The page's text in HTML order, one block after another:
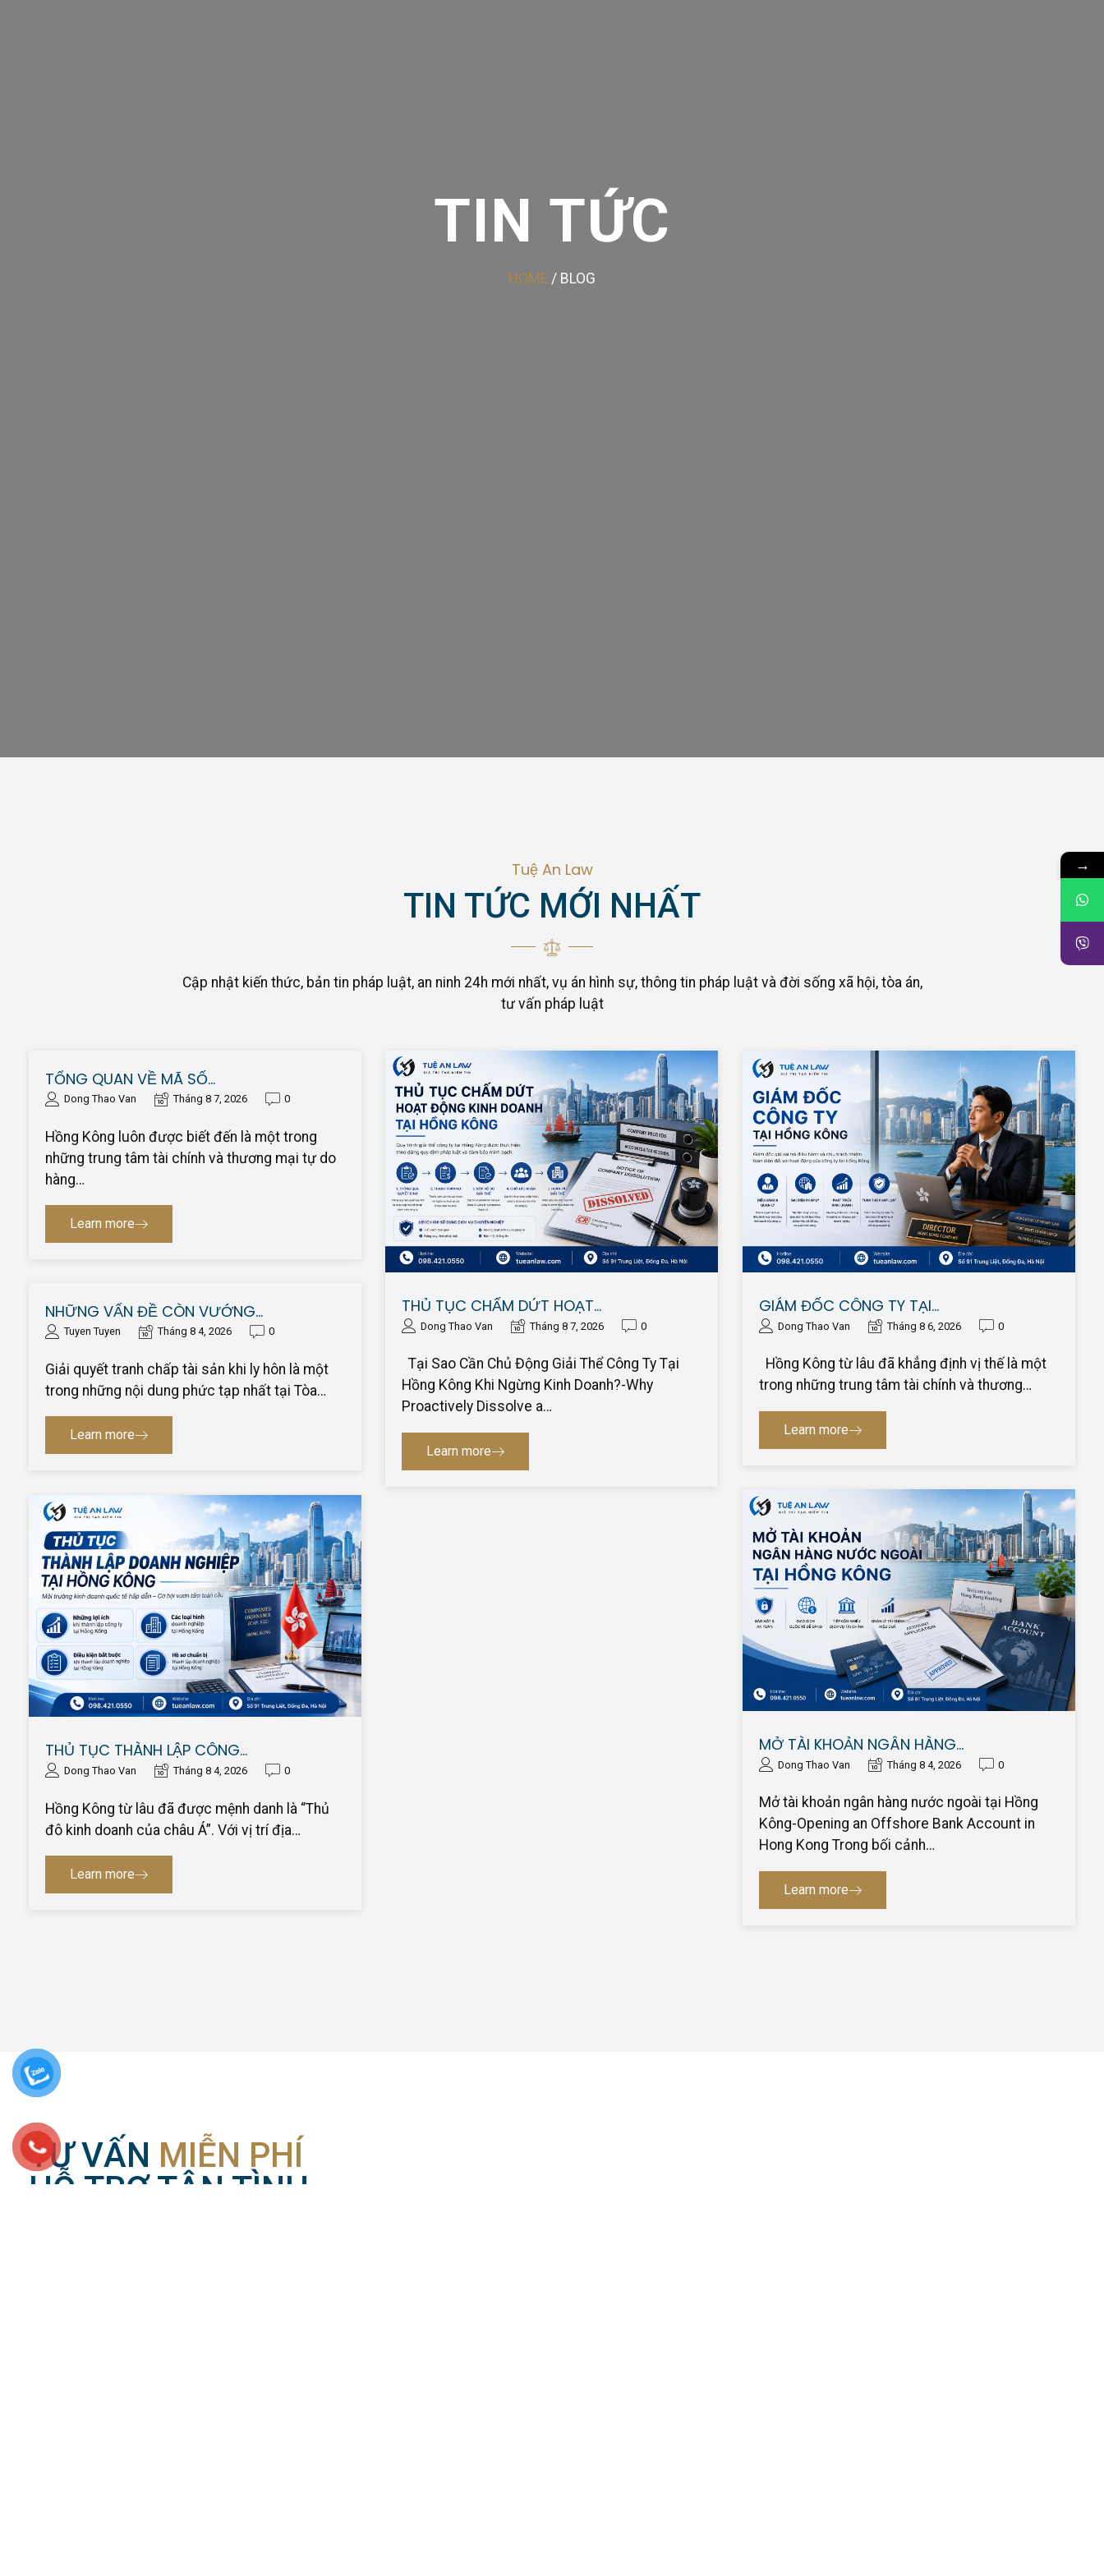
TIN TỨC
HOME / BLOG
Tuệ An Law
TIN TỨC MỚI NHẤT
Cập nhật kiến thức, bản tin pháp luật, an ninh 24h mới nhất, vụ án hình sự, thông tin pháp luật và đời sống xã hội, tòa án,
tư vấn pháp luật
TỔNG QUAN VỀ MÃ SỐ…
Dong Thao Van Tháng 8 7, 2026 0
Hồng Kông luôn được biết đến là một trong
những trung tâm tài chính và thương mại tự do
hàng…
Learn more
THỦ TỤC CHẤM DỨT HOẠT…
Dong Thao Van Tháng 8 7, 2026 0
Tại Sao Cần Chủ Động Giải Thể Công Ty Tại
Hồng Kông Khi Ngừng Kinh Doanh?-Why
Proactively Dissolve a…
Learn more
GIÁM ĐỐC CÔNG TY TẠI…
Dong Thao Van Tháng 8 6, 2026 0
Hồng Kông từ lâu đã khẳng định vị thế là một
trong những trung tâm tài chính và thương…
Learn more
NHỮNG VẤN ĐỀ CÒN VƯỚNG…
Tuyen Tuyen Tháng 8 4, 2026 0
Giải quyết tranh chấp tài sản khi ly hôn là một
trong những nội dung phức tạp nhất tại Tòa…
Learn more
MỞ TÀI KHOẢN NGÂN HÀNG…
Dong Thao Van Tháng 8 4, 2026 0
Mở tài khoản ngân hàng nước ngoài tại Hồng
Kông-Opening an Offshore Bank Account in
Hong Kong Trong bối cảnh…
Learn more
THỦ TỤC THÀNH LẬP CÔNG…
Dong Thao Van Tháng 8 4, 2026 0
Hồng Kông từ lâu đã được mệnh danh là “Thủ
đô kinh doanh của châu Á”. Với vị trí địa…
Learn more
TƯ VẤN MIỄN PHÍ
HỖ TRỢ TẬN TÌNH
→